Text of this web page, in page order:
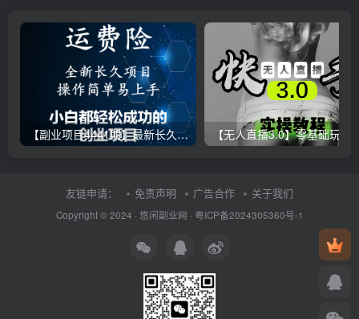
【副业项目4441期】最新长久稳定暴利项目，运费险全新玩法，日赚1000（包含详细教程，全程指导）
友链申请： 免责声明 广告合作 关于我们
Copyright © 2024 · 悠闲副业网 · 粤ICP备2024305360号-1